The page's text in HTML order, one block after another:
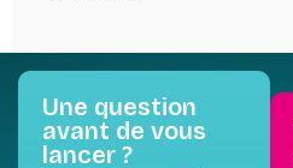
Une question
avant de vous
lancer ?